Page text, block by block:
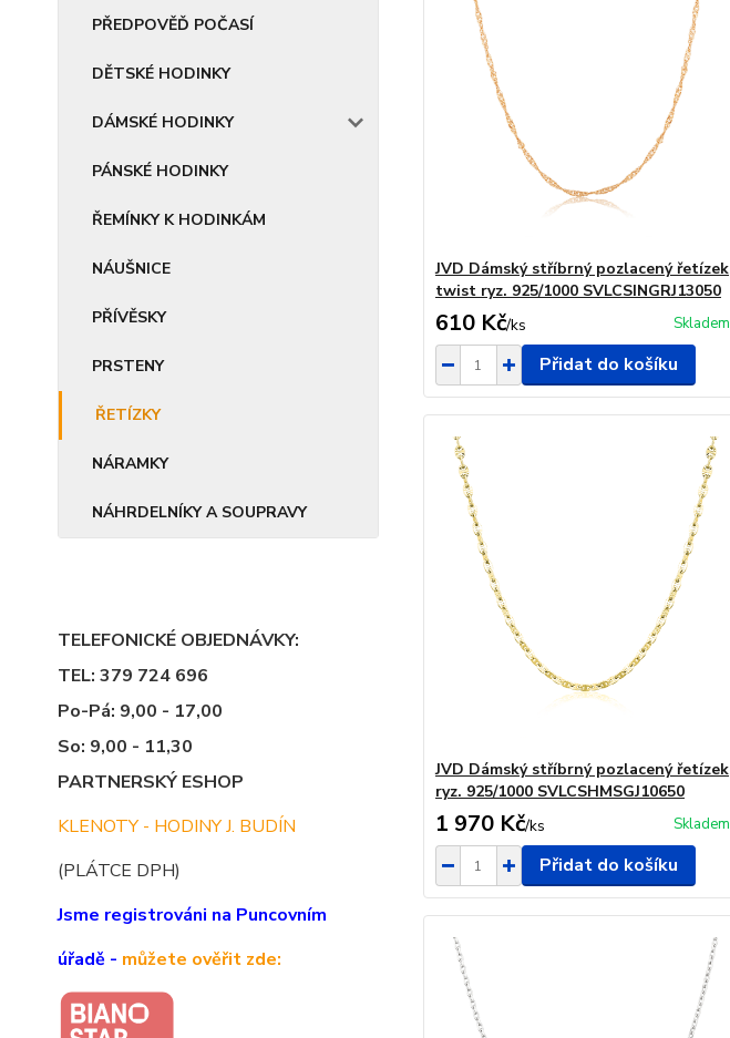
PŘEDPOVĚĎ POČASÍ
DĚTSKÉ HODINKY
DÁMSKÉ HODINKY
PÁNSKÉ HODINKY
ŘEMÍNKY K HODINKÁM
NÁUŠNICE
PŘÍVĚSKY
PRSTENY
ŘETÍZKY
NÁRAMKY
NÁHRDELNÍKY A SOUPRAVY
TELEFONICKÉ OBJEDNÁVKY:
TEL: 379 724 696
Po-Pá: 9,00 - 17,00
So: 9,00 - 11,30
PARTNERSKÝ ESHOP
KLENOTY - HODINY J. BUDÍN
(PLÁTCE DPH)
Jsme registrováni na Puncovním
úřadě - můžete ověřit zde:
JVD Dámský stříbrný pozlacený řetízek
twist ryz. 925/1000 SVLCSINGRJ13050
610 Kč/ks Skladem
Přidat do košíku
JVD Dámský stříbrný pozlacený řetízek
ryz. 925/1000 SVLCSHMSGJ10650
1 970 Kč/ks Skladem
Přidat do košíku